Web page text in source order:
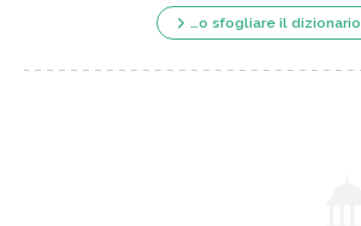
…o sfogliare il dizionario